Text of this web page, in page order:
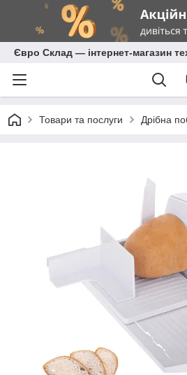
Євро Склад — інтернет-магазин
Товари та послуги Дрібна